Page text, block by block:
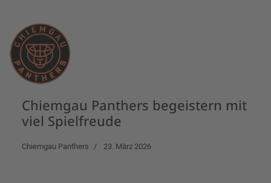
Chiemgau Panthers begeistern mit
viel Spielfreude
Chiemgau Panthers 23. März 2026